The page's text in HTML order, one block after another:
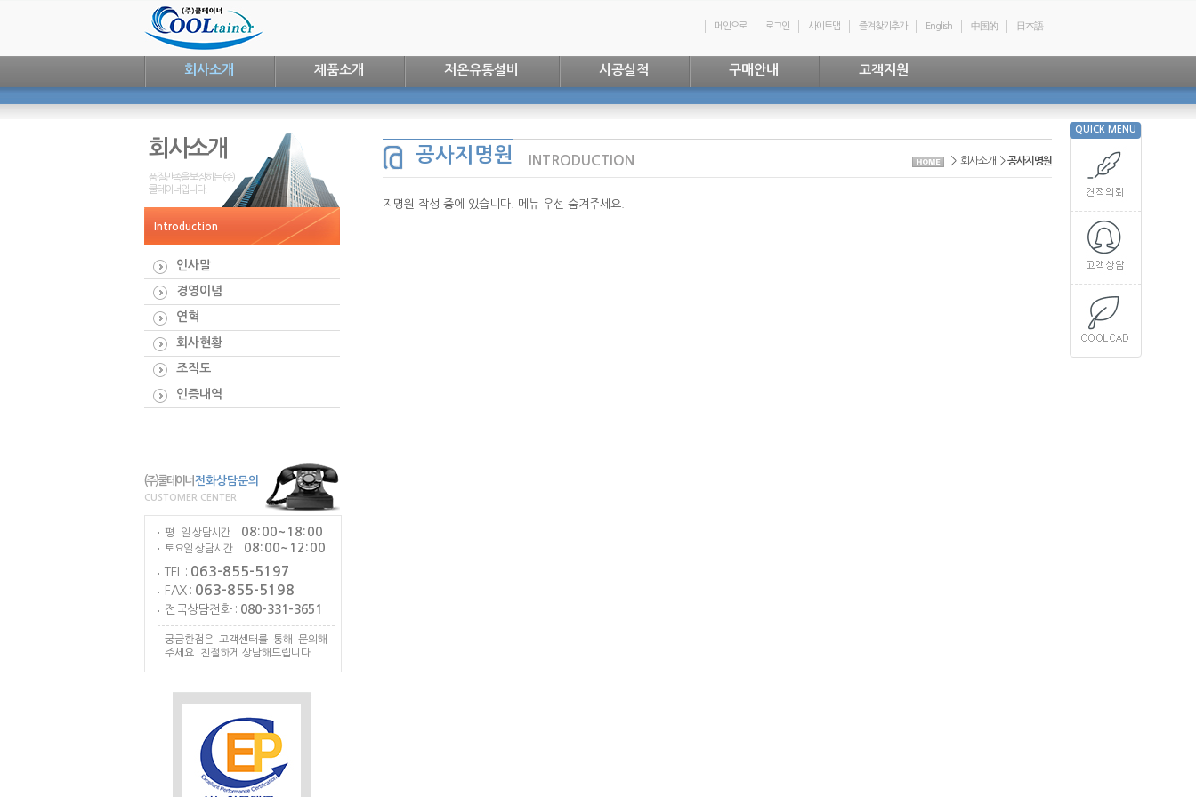
메인으로 로그인 사이트맵 즐겨찾기추가 English 中国的 日本語
회사소개 제품소개 저온유통설비 시공실적 구매안내 고객지원
회사소개
품질만족을 보장하는 (주)
쿨테이너입니다.
Introduction
인사말
경영이념
연혁
회사현황
조직도
인증내역
(주)쿨테이너전화상담문의
CUSTOMER CENTER
평 일 상담시간 08:00~18:00
토요일 상담시간
08:00~12:00
TEL : 063-855-5197
FAX : 063-855-5198
전국상담전화 : 080-331-3651
궁금한점은 고객센터를 통해 문의해
주세요. 친절하게 상담해드립니다.
공사지명원 INTRODUCTION > 회사소개 >공사지명원
지명원 작성 중에 있습니다. 메뉴 우선 숨겨주세요.
QUICK MENU